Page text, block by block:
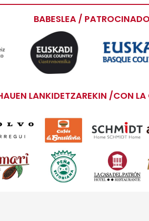
BABESLEA /
LANKIDETZAREKIN /CON